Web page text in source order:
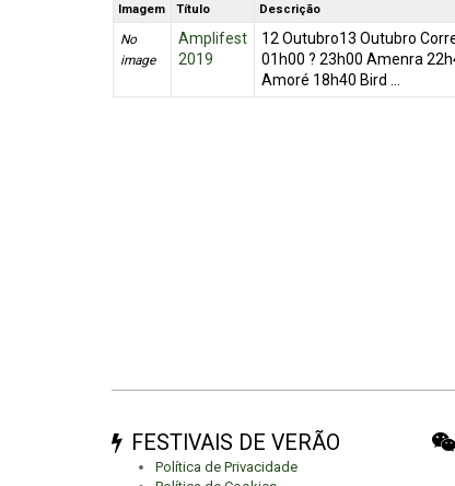
Imagem Título Descrição
No
image
Amplifest
2019
12 Outubro13 Outubro
01h00 ? 23h00 Amenra
Amoré 18h40 Bird ...
FESTIVAIS DE VERÃO
Política de Privacidade